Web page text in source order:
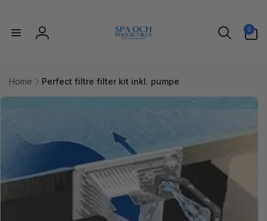
Log
0
varer
Home
Perfect filtre filter kit inkl. pumpe